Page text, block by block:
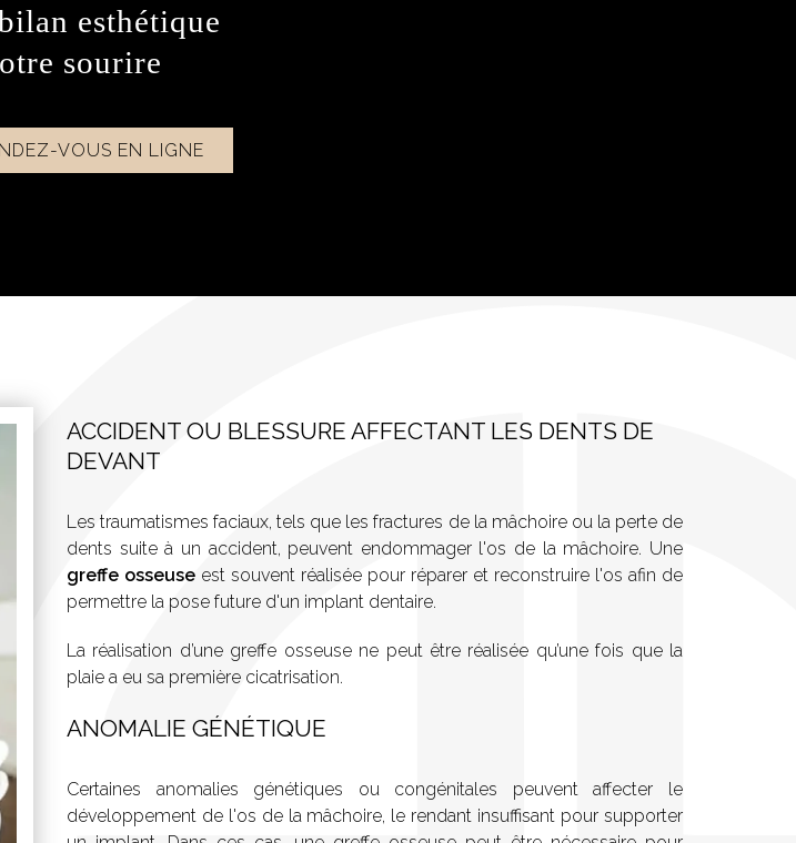
esthétique
sourire
VOUS EN LIGNE
ACCIDENT OU BLESSURE AFFECTANT LES DENTS DE
DEVANT
Les traumatismes faciaux, tels que les fractures de la mâchoire ou la perte de
dents suite à un accident, peuvent endommager l'os de la mâchoire. Une
greffe osseuse est souvent réalisée pour réparer et reconstruire l'os afin de
permettre la pose future d'un implant dentaire.
La réalisation d’une greffe osseuse ne peut être réalisée qu’une fois que la
plaie a eu sa première cicatrisation.
ANOMALIE GÉNÉTIQUE
Certaines anomalies génétiques ou congénitales peuvent affecter le
développement de l'os de la mâchoire, le rendant insuffisant pour supporter